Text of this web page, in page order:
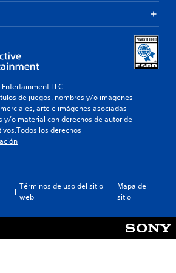
LLC
de juegos, nombres y/o imágenes
arte e imágenes asociadas
y/o material con derechos de autor de
los derechos
Términos de uso del sitio
web
Mapa del
sitio